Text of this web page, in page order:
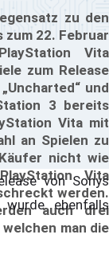
zu den
zum 22. Februar
Vita
zum Release
und
3 bereits
Vita mit
an Spielen zu
nicht wie
Vita
werden.
auch drei
man die
von Sonys
ebenfalls